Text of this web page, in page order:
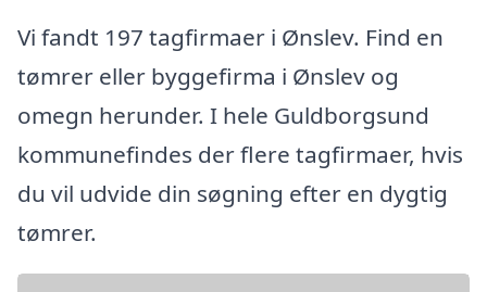
Vi fandt 197 tagfirmaer i Ønslev. Find en
tømrer eller byggefirma i Ønslev og
omegn herunder. I hele Guldborgsund
kommunefindes der flere tagfirmaer, hvis
du vil udvide din søgning efter en dygtig
tømrer.